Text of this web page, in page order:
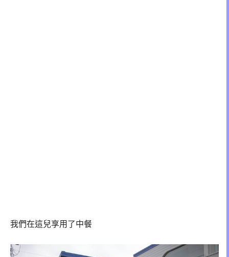
我們在這兒享用了中餐